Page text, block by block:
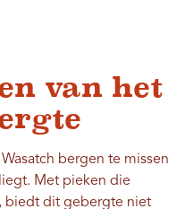
van het
bergen te missen
Met pieken die
biedt dit gebergte niet